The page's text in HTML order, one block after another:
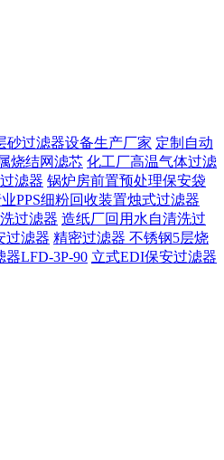
砂过滤器设备生产厂家 定制自动
烧结网滤芯 化工厂高温气体过滤
滤器 锅炉房前置预处理保安袋
PPS细粉回收装置烛式过滤器
过滤器 造纸厂回用水自清洗过
过滤器 精密过滤器 不锈钢5层烧
LFD-3P-90 立式EDI保安过滤器